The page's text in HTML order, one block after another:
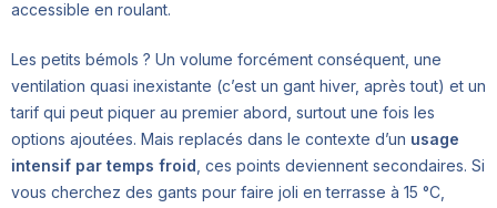
accessible en roulant.
Les petits bémols ? Un volume forcément conséquent, une
ventilation quasi inexistante (c’est un gant hiver, après tout) et un
tarif qui peut piquer au premier abord, surtout une fois les
options ajoutées. Mais replacés dans le contexte d’un usage
intensif par temps froid, ces points deviennent secondaires. Si
vous cherchez des gants pour faire joli en terrasse à 15 °C,